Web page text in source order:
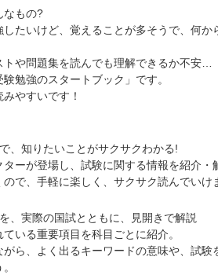
なもの?
たいけど、覚えることが多そうで、何
や問題集を読んでも理解できるか不安…
勉強のスタートブック」です。
やすいです！
、知りたいことがサクサクわかる!
ーが登場し、試験に関する情報を紹介・
で、手軽に楽しく、サクサク読んでいけ
、実際の国試とともに、見開きで解説
いる重要項目を科目ごとに紹介。
ら、よく出るキーワードの意味や、試